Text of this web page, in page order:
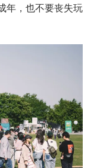
年，也不要丧失玩